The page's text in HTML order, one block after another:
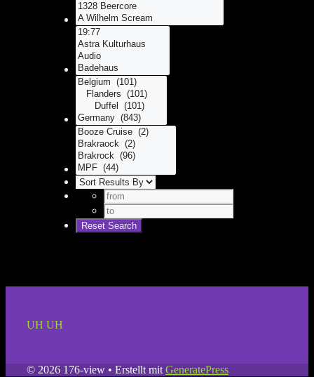
UH UH
© 2026 176-view • Erstellt mit GeneratePress